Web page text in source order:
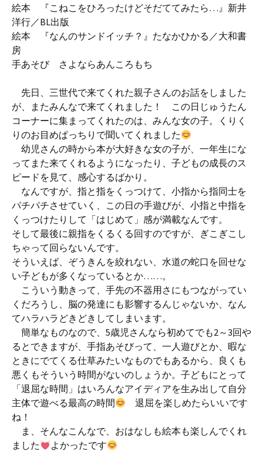
絵本 『こねこをひろったけどそだててみたら…』新井
洋行／BL出版
絵本 『なんのサンドイッチ？』たなかひかる／大和書
房
手あそび さよならあんころもち
先日、三世代で来てくれた親子さんのお話をしました
が、またみんなで来てくれました！ この日じゅうたん
コーナーに集まってくれたのは、みんな女の子。くりく
りのお目めぱっちりで聞いてくれました
幼児さんの時から本が大好きな女の子が、一年生にな
ってまた来てくれるようになったり、子どもの成長のス
ピードを見て、感心するばかり。
なんですが、指と指をくっつけて、小指から指同士を
パチパチさせていく、この日の手遊びが、小指と中指を
くっつけたりして「はじめて」感が満載なんです。
そして最後に親指をくるくる回すのですが、ぎこぎこし
ちゃって回らないんです。
そういえば、ぞうきんを絞れない、水道の蛇口を回せな
い子どもが多くなっているとか……。
こういう動きって、手先の不器用さにもつながってい
くだろうし、脳の発達にも影響するんじゃないか、なん
てハラハラどきどきしてしまいます。
簡単なものなので、5歳児さんなら初めてでも2～3回や
るとできますが、手指あそびって、一人遊びとか、暇な
ときにでてくる仕草みたいなものでもあるから、良くも
悪くもそういう時間がないのしょうか。子どもにとって
「退屈な時間」はいろんなアイディアを生み出して自分
主体で遊べる最高の時間
退屈を楽しめたらいいです
ね！
ま、そんなこんなで、おはなしも絵本も楽しんでくれ
ました
よかったです